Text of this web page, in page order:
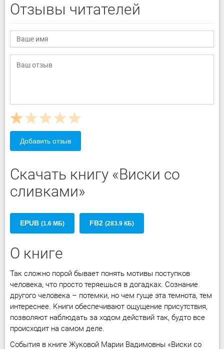
Отзывы читателей
Добавить отзыв
Скачать книгу «Виски со
сливками»
EPUB (1.6 МБ) FB2 (283.9 КБ)
О книге
Так сложно порой бывает понять мотивы поступков
человека, что просто теряешься в догадках. Сознание
другого человека – потемки, но чем гуще эта темнота, тем
интереснее. Книги обеспечивают ощущение присутствия,
позволяют наблюдать за ходом действий так, будто все
происходит на самом деле.
События в книге Жуковой Марии Вадимовны «Виски со